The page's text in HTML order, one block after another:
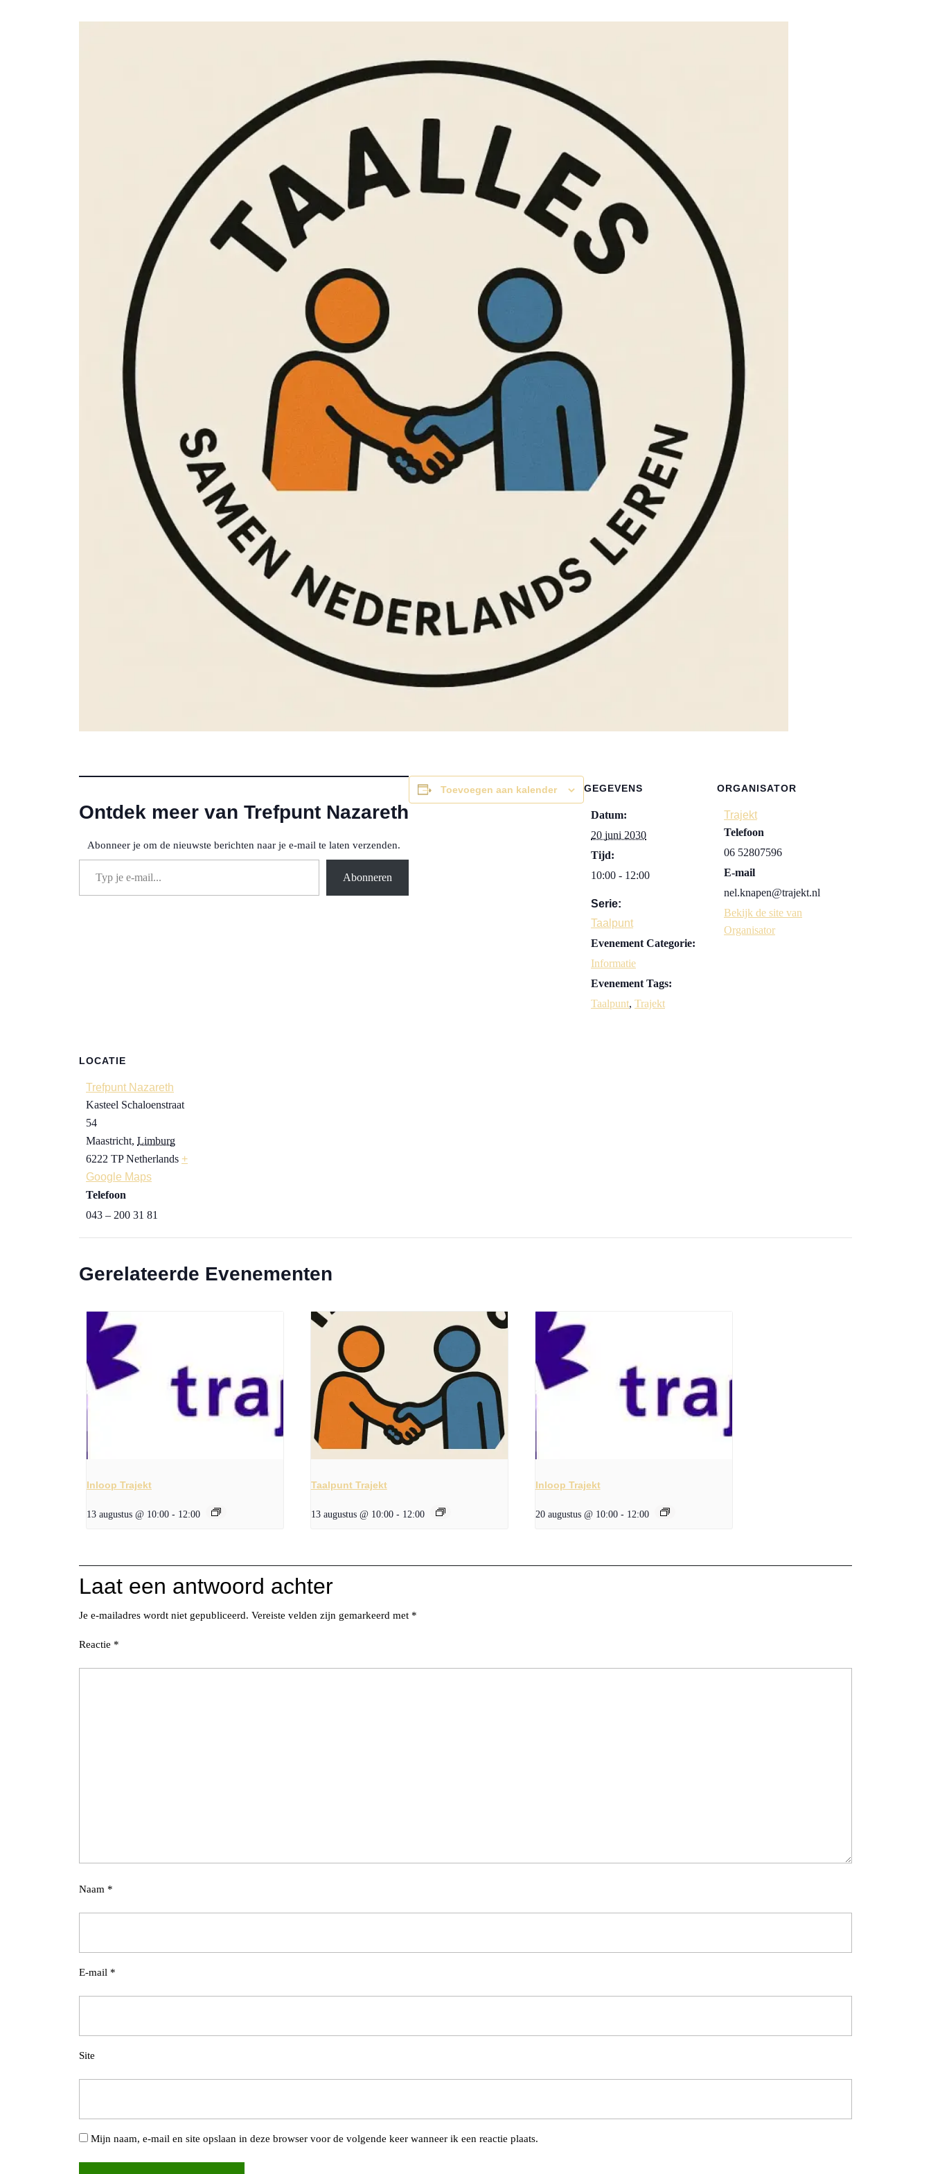
Ontdek meer van Trefpunt Nazareth
Abonneer je om de nieuwste berichten naar je e-mail te laten verzenden.
Typ je e-mail...
Abonneren
Toevoegen aan kalender GEGEVENS
Datum:
20 juni 2030
Tijd:
10:00 - 12:00
Serie:
Taalpunt
Evenement Categorie:
Informatie
Evenement Tags:
Taalpunt, Trajekt
ORGANISATOR
Trajekt
Telefoon
06 52807596
E-mail
nel.knapen@trajekt.nl
Bekijk de site van
Organisator
LOCATIE
Trefpunt Nazareth
Kasteel Schaloenstraat
54
Maastricht, Limburg
6222 TP Netherlands +
Google Maps
Telefoon
043 – 200 31 81
Gerelateerde Evenementen
Inloop Trajekt
13 augustus @ 10:00 - 12:00
Taalpunt Trajekt
13 augustus @ 10:00 - 12:00
Inloop Trajekt
20 augustus @ 10:00 - 12:00
Laat een antwoord achter
Je e-mailadres wordt niet gepubliceerd. Vereiste velden zijn gemarkeerd met *
Reactie *
Naam *
E-mail *
Site
Mijn naam, e-mail en site opslaan in deze browser voor de volgende keer wanneer ik een reactie plaats.